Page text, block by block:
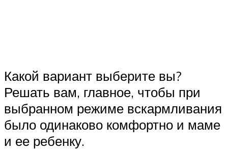
Какой вариант выберите вы?
Решать вам, главное, чтобы при
выбранном режиме вскармливания
было одинаково комфортно и маме
и ее ребенку.